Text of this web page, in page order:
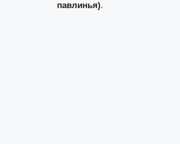
павлинья).